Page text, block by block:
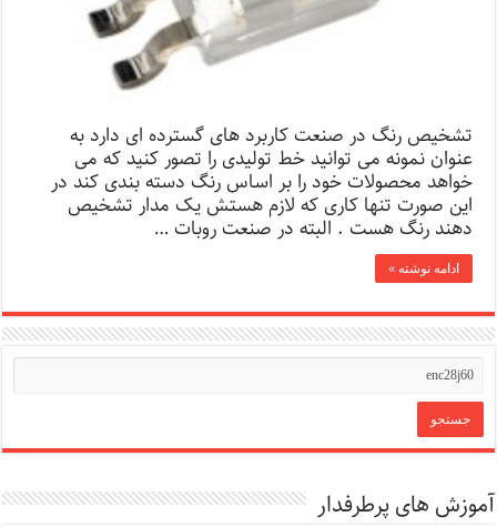
تشخیص رنگ در صنعت کاربرد های گسترده ای دارد به
عنوان نمونه می توانید خط تولیدی را تصور کنید که می
خواهد محصولات خود را بر اساس رنگ دسته بندی کند در
این صورت تنها کاری که لازم هستش یک مدار تشخیص
دهند رنگ هست . البته در صنعت روبات …
ادامه نوشته »
آموزش های پرطرفدار